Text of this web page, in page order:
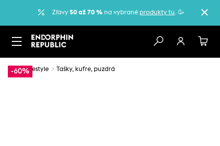
Zľavy 50 až 70 %na vybrané produkty tu. 🥳
-60%
… Lifestyle Tašky, kufre, puzdrá